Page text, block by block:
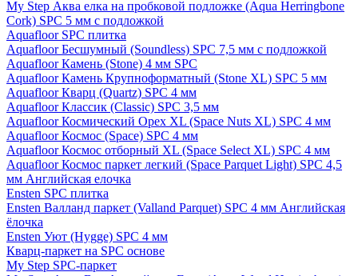
My Step Аква елка на пробковой подложке (Aqua Herringbone
Cork) SPC 5 мм с подложкой
Aquafloor SPC плитка
Aquafloor Бесшумный (Soundless) SPC 7,5 мм с подложкой
Aquafloor Камень (Stone) 4 мм SPC
Aquafloor Камень Крупноформатный (Stone XL) SPC 5 мм
Aquafloor Кварц (Quartz) SPC 4 мм
Aquafloor Классик (Classic) SPC 3,5 мм
Aquafloor Космический Орех XL (Space Nuts XL) SPC 4 мм
Aquafloor Космос (Space) SPC 4 мм
Aquafloor Космос отборный XL (Space Select XL) SPC 4 мм
Aquafloor Космос паркет легкий (Space Parquet Light) SPC 4,5
мм Английская елочка
Ensten SPC плитка
Ensten Валланд паркет (Valland Parquet) SPC 4 мм Английская
ёлочка
Ensten Уют (Hygge) SPC 4 мм
Кварц-паркет на SPC основе
My Step SPC-паркет